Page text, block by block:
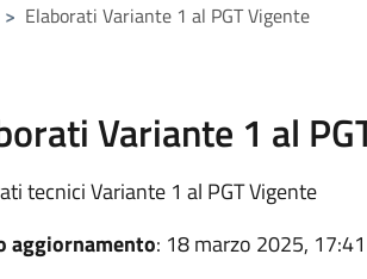
> Elaborati Variante 1 al PGT Vigente
Variante 1 al
tecnici Variante 1 al PGT Vigente
aggiornamento: 18 marzo 2025, 17:41